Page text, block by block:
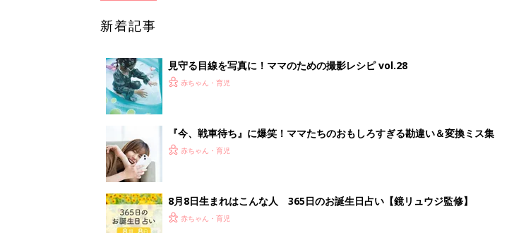
新着記事
見守る目線を写真に！ママのための撮影レシピ vol.28
赤ちゃん・育児
『今、戦車待ち』に爆笑！ママたちのおもしろすぎる勘違い＆変換ミス集
赤ちゃん・育児
8月8日生まれはこんな人 365日のお誕生日占い【鏡リュウジ監修】
赤ちゃん・育児